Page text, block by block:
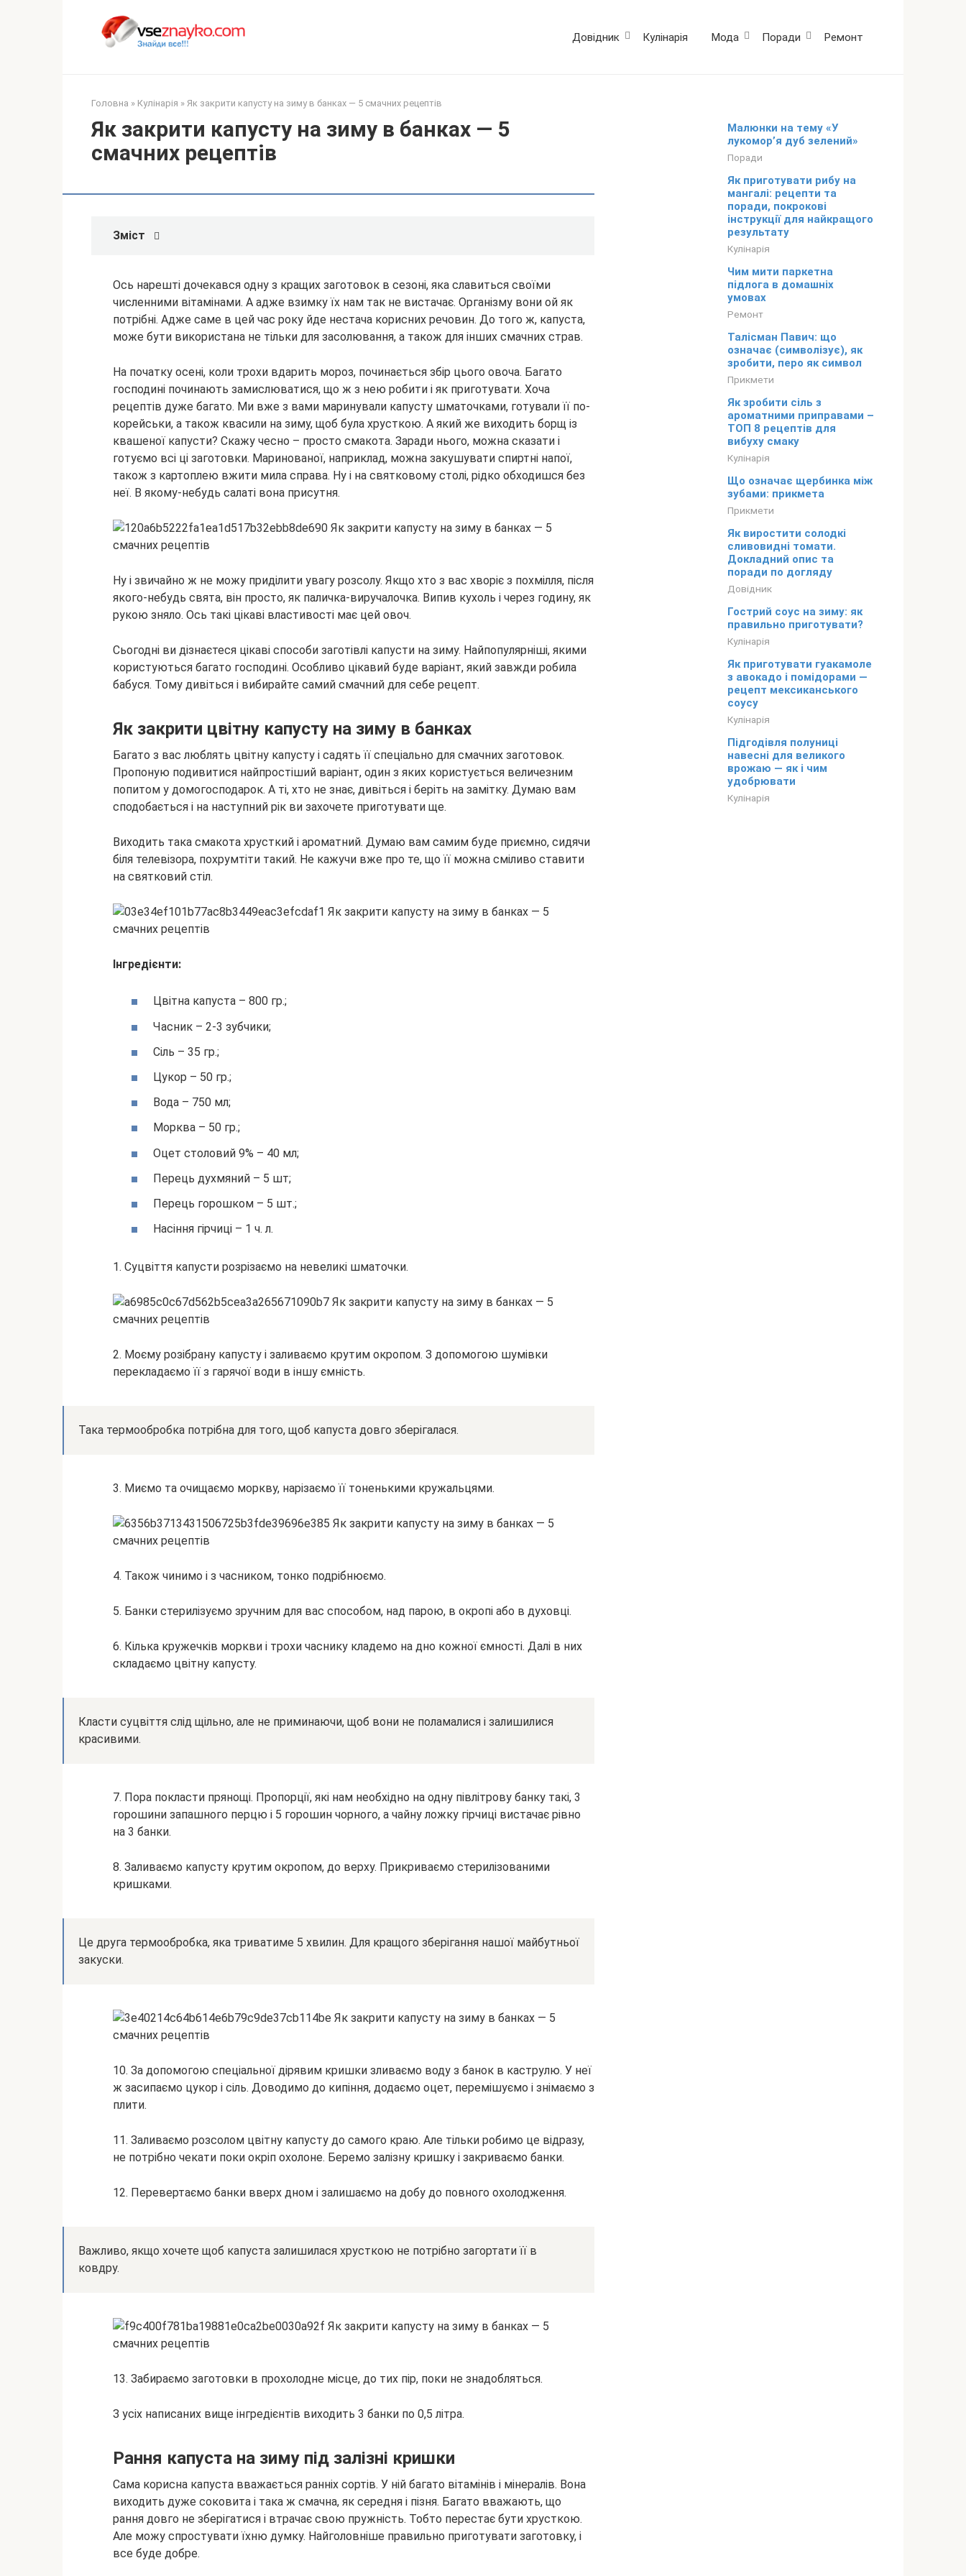
Довідник Кулінарія Мода Поради Ремонт
Головна » Кулінарія » Як закрити капусту на зиму в банках — 5 смачних рецептів
Як закрити капусту на зиму в банках — 5
смачних рецептів
Зміст
Ось нарешті дочекався одну з кращих заготовок в сезоні, яка славиться своїми
численними вітамінами. А адже взимку їх нам так не вистачає. Організму вони ой як
потрібні. Адже саме в цей час року йде нестача корисних речовин. До того ж, капуста,
може бути використана не тільки для засолювання, а також для інших смачних страв.
На початку осені, коли трохи вдарить мороз, починається збір цього овоча. Багато
господині починають замислюватися, що ж з нею робити і як приготувати. Хоча
рецептів дуже багато. Ми вже з вами маринували капусту шматочками, готували її по-
корейськи, а також квасили на зиму, щоб була хрусткою. А який же виходить борщ із
квашеної капусти? Скажу чесно – просто смакота. Заради нього, можна сказати і
готуємо всі ці заготовки. Маринованої, наприклад, можна закушувати спиртні напої,
також з картоплею вжити мила справа. Ну і на святковому столі, рідко обходишся без
неї. В якому-небудь салаті вона присутня.
Ну і звичайно ж не можу приділити увагу розсолу. Якщо хто з вас хворіє з похмілля, після
якого-небудь свята, він просто, як паличка-виручалочка. Випив кухоль і через годину, як
рукою зняло. Ось такі цікаві властивості має цей овоч.
Сьогодні ви дізнаєтеся цікаві способи заготівлі капусти на зиму. Найпопулярніші, якими
користуються багато господині. Особливо цікавий буде варіант, який завжди робила
бабуся. Тому дивіться і вибирайте самий смачний для себе рецепт.
Як закрити цвітну капусту на зиму в банках
Багато з вас люблять цвітну капусту і садять її спеціально для смачних заготовок.
Пропоную подивитися найпростіший варіант, один з яких користується величезним
попитом у домогосподарок. А ті, хто не знає, дивіться і беріть на замітку. Думаю вам
сподобається і на наступний рік ви захочете приготувати ще.
Виходить така смакота хрусткий і ароматний. Думаю вам самим буде приємно, сидячи
біля телевізора, похрумтіти такий. Не кажучи вже про те, що її можна сміливо ставити
на святковий стіл.
Інгредієнти:
Цвітна капуста – 800 гр.;
Часник – 2-3 зубчики;
Сіль – 35 гр.;
Цукор – 50 гр.;
Вода – 750 мл;
Морква – 50 гр.;
Оцет столовий 9% – 40 мл;
Перець духмяний – 5 шт;
Перець горошком – 5 шт.;
Насіння гірчиці – 1 ч. л.
1. Суцвіття капусти розрізаємо на невеликі шматочки.
2. Моєму розібрану капусту і заливаємо крутим окропом. З допомогою шумівки
перекладаємо її з гарячої води в іншу ємність.
Така термообробка потрібна для того, щоб капуста довго зберігалася.
3. Миємо та очищаємо моркву, нарізаємо її тоненькими кружальцями.
4. Також чинимо і з часником, тонко подрібнюємо.
5. Банки стерилізуємо зручним для вас способом, над парою, в окропі або в духовці.
6. Кілька кружечків моркви і трохи часнику кладемо на дно кожної ємності. Далі в них
складаємо цвітну капусту.
Класти суцвіття слід щільно, але не приминаючи, щоб вони не поламалися і залишилися
красивими.
7. Пора покласти прянощі. Пропорції, які нам необхідно на одну півлітрову банку такі, 3
горошини запашного перцю і 5 горошин чорного, а чайну ложку гірчиці вистачає рівно
на 3 банки.
8. Заливаємо капусту крутим окропом, до верху. Прикриваємо стерилізованими
кришками.
Це друга термообробка, яка триватиме 5 хвилин. Для кращого зберігання нашої майбутньої
закуски.
10. За допомогою спеціальної дірявим кришки зливаємо воду з банок в каструлю. У неї
ж засипаємо цукор і сіль. Доводимо до кипіння, додаємо оцет, перемішуємо і знімаємо з
плити.
11. Заливаємо розсолом цвітну капусту до самого краю. Але тільки робимо це відразу,
не потрібно чекати поки окріп охолоне. Беремо залізну кришку і закриваємо банки.
12. Перевертаємо банки вверх дном і залишаємо на добу до повного охолодження.
Важливо, якщо хочете щоб капуста залишилася хрусткою не потрібно загортати її в
ковдру.
13. Забираємо заготовки в прохолодне місце, до тих пір, поки не знадобляться.
З усіх написаних вище інгредієнтів виходить 3 банки по 0,5 літра.
Рання капуста на зиму під залізні кришки
Сама корисна капуста вважається ранніх сортів. У ній багато вітамінів і мінералів. Вона
виходить дуже соковита і така ж смачна, як середня і пізня. Багато вважають, що
рання довго не зберігатися і втрачає свою пружність. Тобто перестає бути хрусткою.
Але можу спростувати їхню думку. Найголовніше правильно приготувати заготовку, і
все буде добре.
Малюнки на тему «У
лукомор’я дуб зелений»
Поради
Як приготувати рибу на
мангалі: рецепти та
поради, покрокові
інструкції для найкращого
результату
Кулінарія
Чим мити паркетна
підлога в домашніх
умовах
Ремонт
Талісман Павич: що
означає (символізує), як
зробити, перо як символ
Прикмети
Як зробити сіль з
ароматними приправами –
ТОП 8 рецептів для
вибуху смаку
Кулінарія
Що означає щербинка між
зубами: прикмета
Прикмети
Як виростити солодкі
сливовидні томати.
Докладний опис та
поради по догляду
Довідник
Гострий соус на зиму: як
правильно приготувати?
Кулінарія
Як приготувати гуакамоле
з авокадо і помідорами —
рецепт мексиканського
соусу
Кулінарія
Підгодівля полуниці
навесні для великого
врожаю — як і чим
удобрювати
Кулінарія